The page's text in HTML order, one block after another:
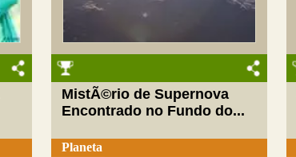
MistÃ©rio de Supernova
Encontrado no Fundo do...
Planeta